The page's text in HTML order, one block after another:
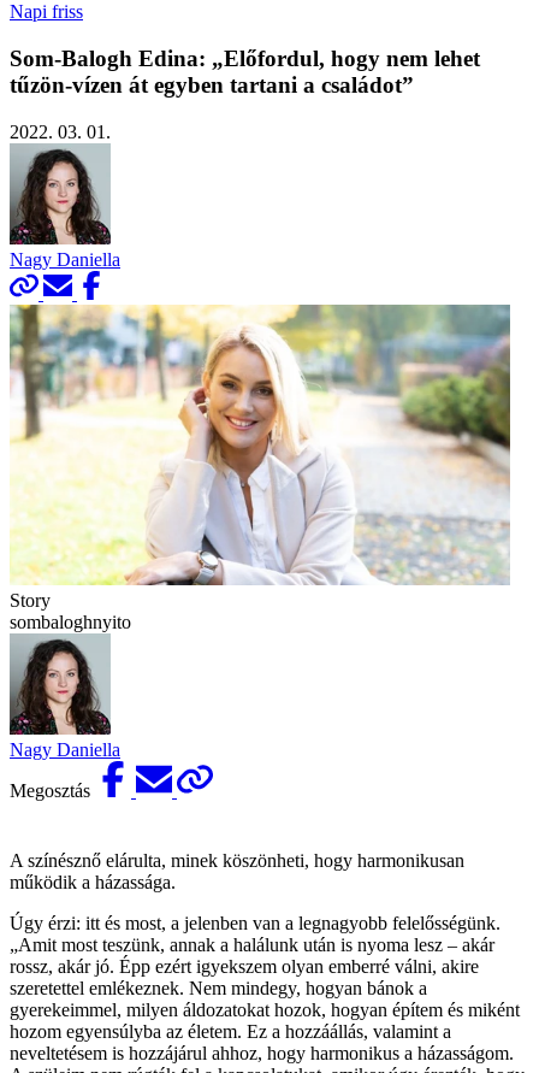
Napi friss
Som-Balogh Edina: „Előfordul, hogy nem lehet
tűzön-vízen át egyben tartani a családot”
2022. 03. 01.
Nagy Daniella
Story
sombaloghnyito
Nagy Daniella
Megosztás
A színésznő elárulta, minek köszönheti, hogy harmonikusan
működik a házassága.
Úgy érzi: itt és most, a jelenben van a legnagyobb felelősségünk.
„Amit most teszünk, annak a halálunk után is nyoma lesz – akár
rossz, akár jó. Épp ezért igyekszem olyan emberré válni, akire
szeretettel emlékeznek. Nem mindegy, hogyan bánok a
gyerekeimmel, milyen áldozatokat hozok, hogyan építem és miként
hozom egyensúlyba az életem. Ez a hozzáállás, valamint a
neveltetésem is hozzájárul ahhoz, hogy harmonikus a házasságom.